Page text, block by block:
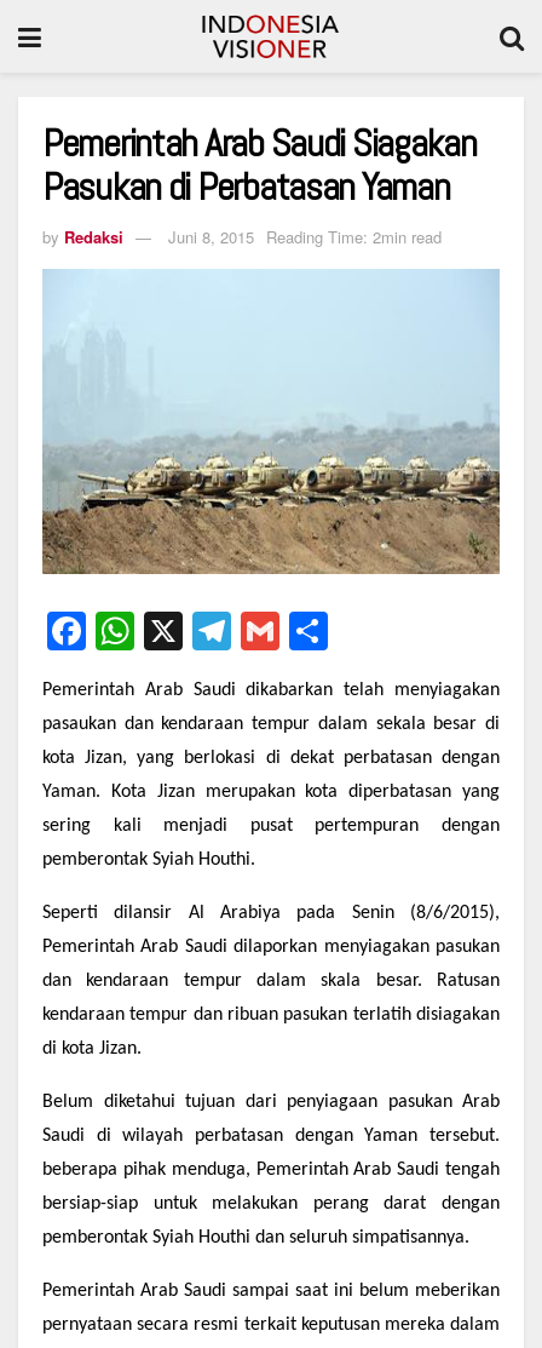
Pemerintah Arab Saudi Siagakan
Pasukan di Perbatasan Yaman
by Redaksi Juni 8, 2015 Reading Time: 2min read
F
a
c
e
b
o
o
k
W
h
at
s
A
p
p
X T
el
e
gr
a
m
G
m
ail
h
ar
e
Pemerintah Arab Saudi dikabarkan telah menyiagakan
pasaukan dan kendaraan tempur dalam sekala besar di
kota Jizan, yang berlokasi di dekat perbatasan dengan
Yaman. Kota Jizan merupakan kota diperbatasan yang
sering kali menjadi pusat pertempuran dengan
pemberontak Syiah Houthi.
Seperti dilansir Al Arabiya pada Senin (8/6/2015),
Pemerintah Arab Saudi dilaporkan menyiagakan pasukan
dan kendaraan tempur dalam skala besar. Ratusan
kendaraan tempur dan ribuan pasukan terlatih disiagakan
di kota Jizan.
Belum diketahui tujuan dari penyiagaan pasukan Arab
Saudi di wilayah perbatasan dengan Yaman tersebut.
beberapa pihak menduga, Pemerintah Arab Saudi tengah
bersiap-siap untuk melakukan perang darat dengan
pemberontak Syiah Houthi dan seluruh simpatisannya.
Pemerintah Arab Saudi sampai saat ini belum meberikan
pernyataan secara resmi terkait keputusan mereka dalam